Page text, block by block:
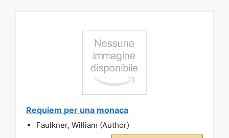
Requiem per una monaca
Faulkner, William (Author)